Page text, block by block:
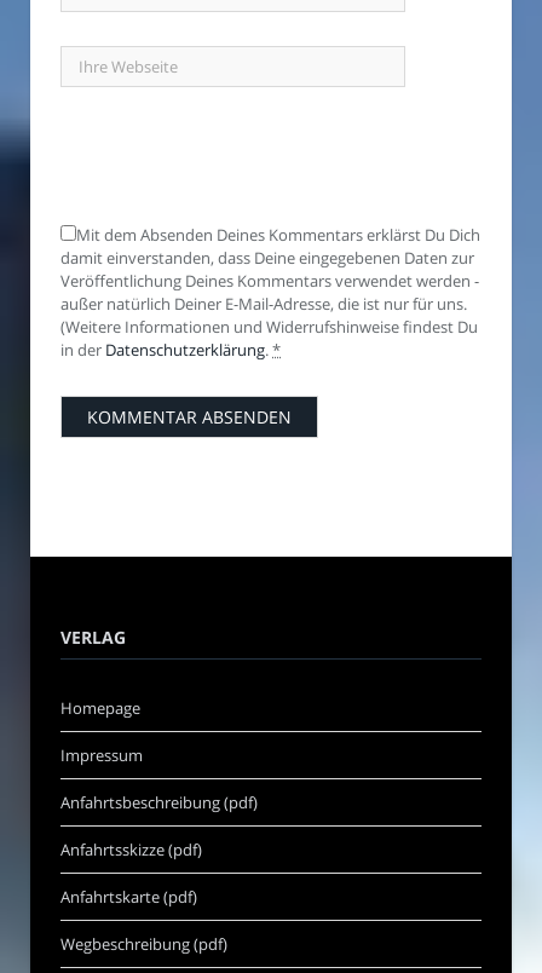
Mit dem Absenden Deines Kommentars erklärst Du Dich
damit einverstanden, dass Deine eingegebenen Daten zur
Veröffentlichung Deines Kommentars verwendet werden -
außer natürlich Deiner E-Mail-Adresse, die ist nur für uns.
(Weitere Informationen und Widerrufshinweise findest Du
in der Datenschutzerklärung.*
VERLAG
Homepage
Impressum
Anfahrtsbeschreibung (pdf)
Anfahrtsskizze (pdf)
Anfahrtskarte (pdf)
Wegbeschreibung (pdf)